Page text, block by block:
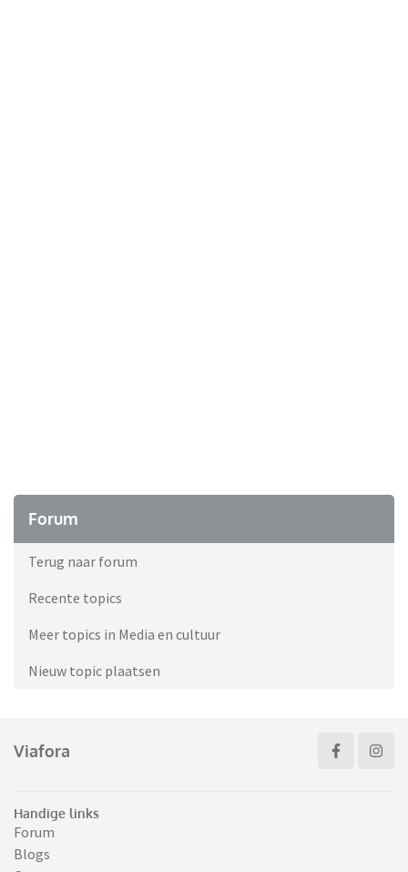
Forum
Terug naar forum
Recente topics
Meer topics in Media en cultuur
Nieuw topic plaatsen
Viafora
Handige links
Forum
Blogs